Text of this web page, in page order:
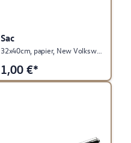
Sac
32x40cm, papier, New Volkswagen, collection produits publicitaires
1,00 €*